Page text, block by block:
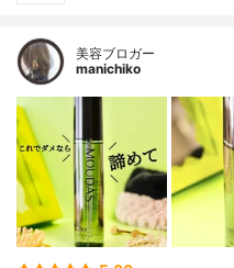
美容ブロガー
manichiko